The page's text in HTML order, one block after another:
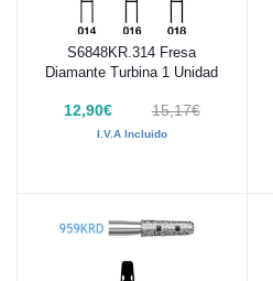
Añadir al carrito
S6848KR.314 Fresa
Diamante Turbina 1 Unidad
12,90€ 15,17€
I.V.A Incluido